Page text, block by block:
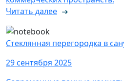
Читать далее
Стеклянная перегородка в
29 сентября 2025